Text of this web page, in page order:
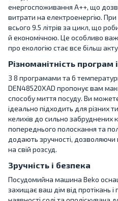
енергоспоживання A++, що
витрати на електроенергію.
всього 9.5 літрів за цикл, що
й економічною. Це особливо
про екологію стає все більш
Різноманітність програм
З 8 програмами та 6
DEN48520XAD пропонує вам
способу миття посуду. Ви
ідеально підходить для різних
келихів до сильно забруднених
попереднього полоскання та
додають зручності,
на свій розсуд.
Зручність і безпека
Посудомийна машина Beko
захищає ваш дім від протікань і